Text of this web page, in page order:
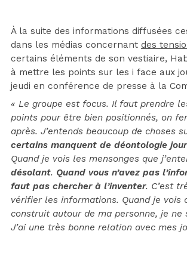
À la suite des informations diffusées
dans les médias concernant des
certains éléments de son vestiaire,
à mettre les points sur les i face aux
jeudi en conférence de presse à la
« Le groupe est focus. Il faut prendre
points pour être bien positionnés, on
après. J’entends beaucoup de choses
certains manquent de déontologie
Quand je vois les mensonges que
désolant. Quand vous n’avez pas
faut pas chercher à l’inventer. C’est
vérifier les informations. Quand je vois
construit autour de ma personne, je ne
J’ai une très bonne relation avec mes